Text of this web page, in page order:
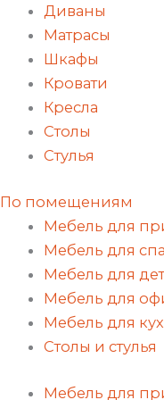
Диваны
Матрасы
Шкафы
Кровати
Кресла
Столы
Стулья
По помещениям
Мебель для
Мебель для
Мебель для
Мебель для
Мебель для
Столы и стулья
Мебель для